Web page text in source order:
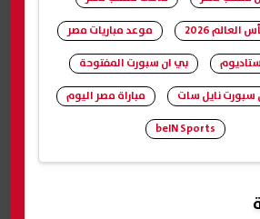
العالم 2026
موعد مباريات مصر
بي ان سبورت المفتوحة
سبورت نايل سات
مباراة مصر اليوم
beIN Sports